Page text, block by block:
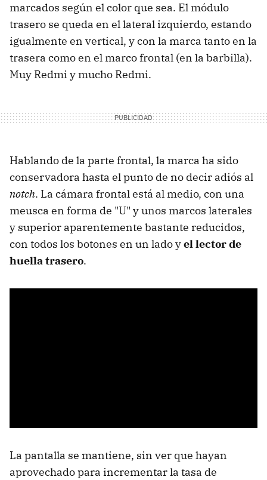
marcados según el color que sea. El módulo
trasero se queda en el lateral izquierdo, estando
igualmente en vertical, y con la marca tanto en la
trasera como en el marco frontal (en la barbilla).
Muy Redmi y mucho Redmi.
Hablando de la parte frontal, la marca ha sido
conservadora hasta el punto de no decir adiós al
notch. La cámara frontal está al medio, con una
meusca en forma de "U" y unos marcos laterales
y superior aparentemente bastante reducidos,
con todos los botones en un lado yel lector de
huella trasero.
La pantalla se mantiene, sin ver que hayan
aprovechado para incrementar la tasa de